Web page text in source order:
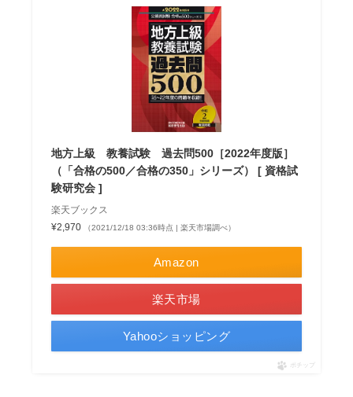
地方上級 教養試験 過去問500［2022年度版］
（「合格の500／合格の350」シリーズ） [ 資格試
験研究会 ]
楽天ブックス
¥2,970
（2021/12/18 03:36時点 | 楽天市場調べ）
Amazon
楽天市場
Yahooショッピング
ポチップ